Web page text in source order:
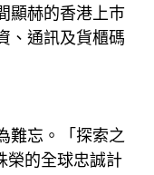
顯赫的香港上巿
、通訊及貨櫃碼
難忘。「探索之
榮的全球忠誠計